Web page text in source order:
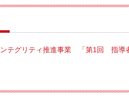
テグリティ推進事業 「第1回 指導